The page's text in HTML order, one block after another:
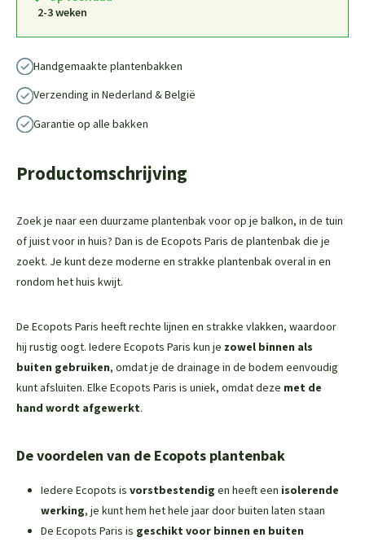
2-3 weken
Handgemaakte plantenbakken
Verzending in Nederland & België
Garantie op alle bakken
Productomschrijving
Zoek je naar een duurzame plantenbak voor op je balkon, in de tuin
of juist voor in huis? Dan is de Ecopots Paris de plantenbak die je
zoekt. Je kunt deze moderne en strakke plantenbak overal in en
rondom het huis kwijt.
De Ecopots Paris heeft rechte lijnen en strakke vlakken, waardoor
hij rustig oogt. Iedere Ecopots Paris kun je zowel binnen als
buiten gebruiken, omdat je de drainage in de bodem eenvoudig
kunt afsluiten. Elke Ecopots Paris is uniek, omdat deze met de
hand wordt afgewerkt.
De voordelen van de Ecopots plantenbak
Iedere Ecopots is vorstbestendig en heeft een isolerende
werking, je kunt hem het hele jaar door buiten laten staan
De Ecopots Paris is geschikt voor binnen en buiten